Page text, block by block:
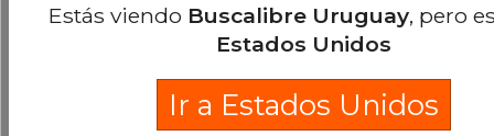
Estás viendo Buscalibre Uruguay, pero
Estados Unidos
Ir a Estados Unidos